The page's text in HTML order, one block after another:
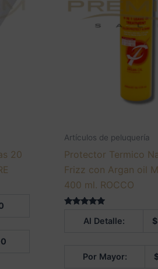
20
Artículos de peluquería
Protector Termico
Frizz con Argan oil
400 ml. ROCCO
Al Detalle: $
Por Mayor: